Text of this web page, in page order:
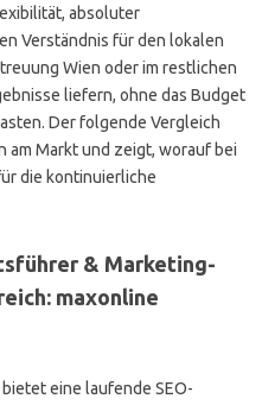
absoluter
Verständnis für den lokalen
Wien oder im restlichen
liefern, ohne das Budget
Der folgende Vergleich
Markt und zeigt, worauf bei
die kontinuierliche
& Marketing-
maxonline
eine laufende SEO-